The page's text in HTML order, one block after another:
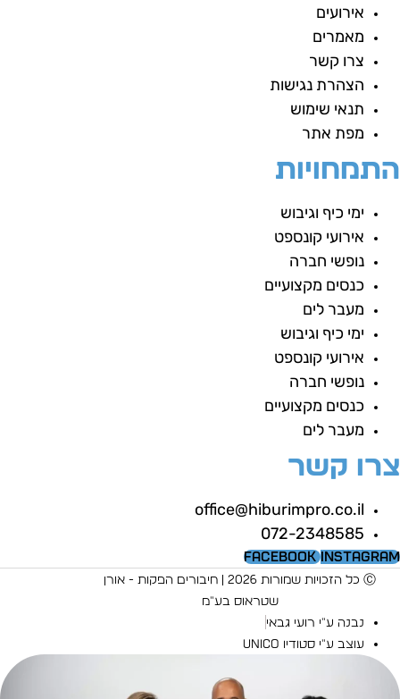
אירועים
מאמרים
צרו קשר
הצהרת נגישות
תנאי שימוש
מפת אתר
ימי כיף וגיבוש
אירועי קונספט
נופשי חברה
כנסים מקצועיים
מעבר לים
ימי כיף וגיבוש
אירועי קונספט
נופשי חברה
כנסים מקצועיים
מעבר לים
קשר
office@hiburimpro.co.il
072-2348585
Facebook
Ⓒ כל הזכויות שמורות 2026 | חיבורים הפקות - אורן
שטראוס בע"מ
נבנה ע"י רועי גבאי
עוצב ע"י סטודיו UNICO